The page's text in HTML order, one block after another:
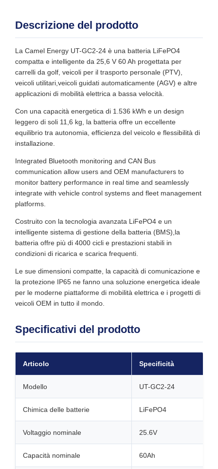
Descrizione del prodotto
La Camel Energy UT-GC2-24 è una batteria LiFePO4
compatta e intelligente da 25,6 V 60 Ah progettata per
carrelli da golf, veicoli per il trasporto personale (PTV),
veicoli utilitari,veicoli guidati automaticamente (AGV) e altre
applicazioni di mobilità elettrica a bassa velocità.
Con una capacità energetica di 1.536 kWh e un design
leggero di soli 11,6 kg, la batteria offre un eccellente
equilibrio tra autonomia, efficienza del veicolo e flessibilità di
installazione.
Integrated Bluetooth monitoring and CAN Bus
communication allow users and OEM manufacturers to
monitor battery performance in real time and seamlessly
integrate with vehicle control systems and fleet management
platforms.
Costruito con la tecnologia avanzata LiFePO4 e un
intelligente sistema di gestione della batteria (BMS),la
batteria offre più di 4000 cicli e prestazioni stabili in
condizioni di ricarica e scarica frequenti.
Le sue dimensioni compatte, la capacità di comunicazione e
la protezione IP65 ne fanno una soluzione energetica ideale
per le moderne piattaforme di mobilità elettrica e i progetti di
veicoli OEM in tutto il mondo.
Specificativi del prodotto
Articolo Specificità
Modello UT-GC2-24
Chimica delle batterie LiFePO4
Voltaggio nominale 25.6V
Capacità nominale 60Ah